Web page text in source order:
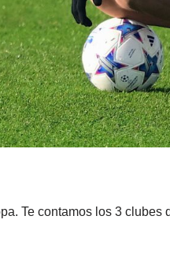
Te contamos los 3 clubes